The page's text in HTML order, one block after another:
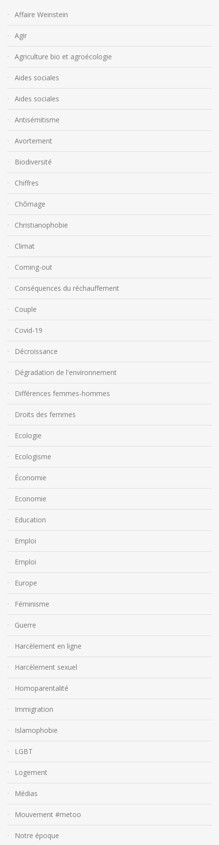
Affaire Weinstein
Agir
Agriculture bio et agroécologie
Aides sociales
Aides sociales
Antisémitisme
Avortement
Biodiversité
Chiffres
Chômage
Christianophobie
Climat
Coming-out
Conséquences du réchauffement
Couple
Covid-19
Décroissance
Dégradation de l'environnement
Différences femmes-hommes
Droits des femmes
Ecologie
Ecologisme
Économie
Economie
Education
Emploi
Emploi
Europe
Féminisme
Guerre
Harcèlement en ligne
Harcèlement sexuel
Homoparentalité
Immigration
Islamophobie
LGBT
Logement
Médias
Mouvement #metoo
Notre époque